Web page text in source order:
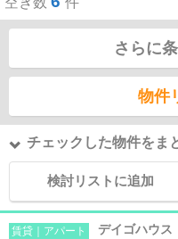
さらに
物件
チェックした物件をま
検討リストに追加
賃貸｜アパート デイゴハウス